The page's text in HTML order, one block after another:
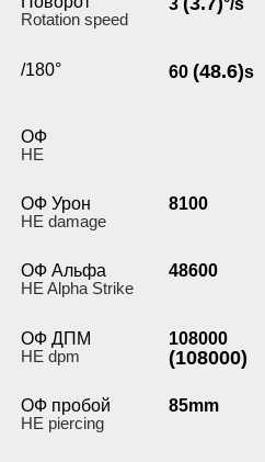
Rotation speed
3 °/s
/180° 60 (48.6)s
ОФ
HE
ОФ Урон
HE damage
8100
ОФ Альфа
HE Alpha Strike
48600
ОФ ДПМ
HE dpm
108000
(108000)
ОФ пробой
HE piercing
85mm